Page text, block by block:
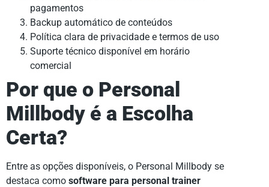
pagamentos
Backup automático de conteúdos
Política clara de privacidade e termos de uso
Suporte técnico disponível em horário
comercial
Por que o Personal
Millbody é a Escolha
Certa?
Entre as opções disponíveis, o Personal Millbody se
destaca como software para personal trainer